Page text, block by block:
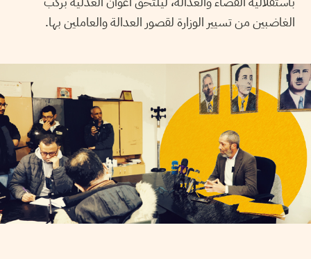
الغاضبين من تسيير الوزارة لقصور العدالة والعاملين بها.